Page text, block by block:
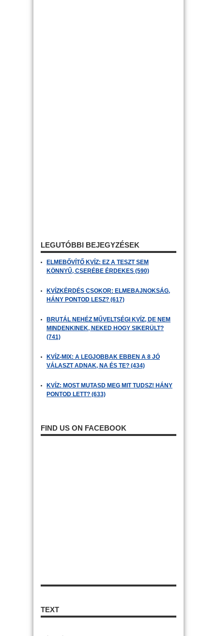
LEGUTÓBBI BEJEGYZÉSEK
ELMEBŐVÍTŐ KVÍZ: EZ A TESZT SEM
KÖNNYŰ, CSERÉBE ÉRDEKES (590)
KVÍZKÉRDÉS CSOKOR: ELMEBAJNOKSÁG,
HÁNY PONTOD LESZ? (617)
BRUTÁL NEHÉZ MŰVELTSÉGI KVÍZ, DE NEM
MINDENKINEK, NEKED HOGY SIKERÜLT?
(741)
KVÍZ-MIX: A LEGJOBBAK EBBEN A 8 JÓ
VÁLASZT ADNAK, NA ÉS TE? (434)
KVÍZ: MOST MUTASD MEG MIT TUDSZ! HÁNY
PONTOD LETT? (633)
FIND US ON FACEBOOK
TEXT